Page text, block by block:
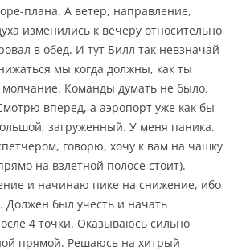
плана. А ветер, направление,
изменились к вечеру относительно
в обед. И тут Билл так невзначай
мы когда должны, как ты
Команды думать не было.
вперед, а аэропорт уже как бы
загруженный. У меня паника.
говорю, хочу к вам на чашку
на взлетной полосе стоит).
и начинаю пике на снижение, ибо
Должен был учесть и начать
4 точки. Оказываюсь сильно
прямой. Решаюсь на хитрый